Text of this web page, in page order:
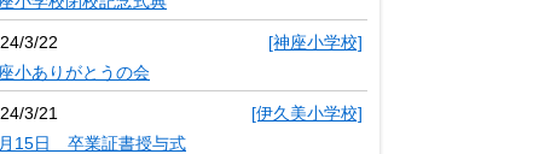
3/22
[神座小学校]
小ありがとうの会
3/21
[伊久美小学校]
15日 卒業証書授与式